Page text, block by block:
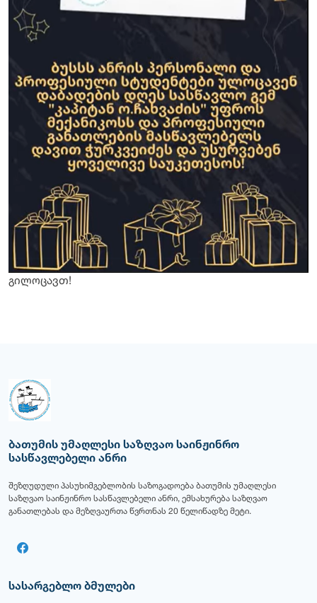
გილოცავთ!
ბათუმის უმაღლესი საზღვაო საინჟინრო
სასწავლებელი ანრი
შეზღუდული პასუხიმგებლობის საზოგადოება ბათუმის უმაღლესი
საზღვაო საინჟინრო სასწავლებელი ანრი, ემსახურება საზღვაო
განათლებას და მეზღვაურთა წვრთნას 20 წელიწადზე მეტი.
სასარგებლო ბმულები